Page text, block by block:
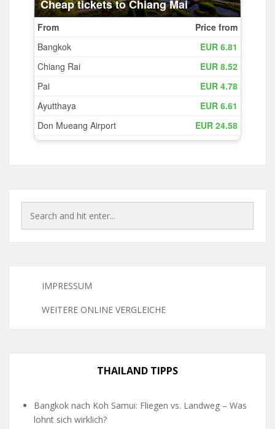
IMPRESSUM
WEITERE ONLINE VERGLEICHE
THAILAND TIPPS
Bangkok nach Koh Samui: Fliegen vs. Landweg – Was
lohnt sich wirklich?